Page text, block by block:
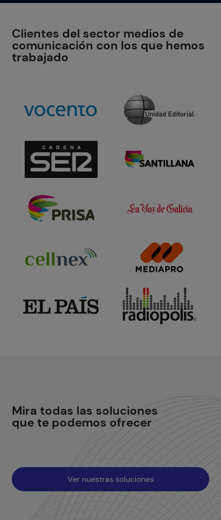
Clientes del sector medios de
comunicación con los que hemos
trabajado
Mira todas las soluciones
que te podemos ofrecer
Ver nuestras soluciones